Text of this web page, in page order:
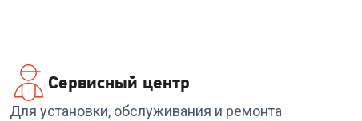
Сервисный центр
Для установки, обслуживания и ремонта